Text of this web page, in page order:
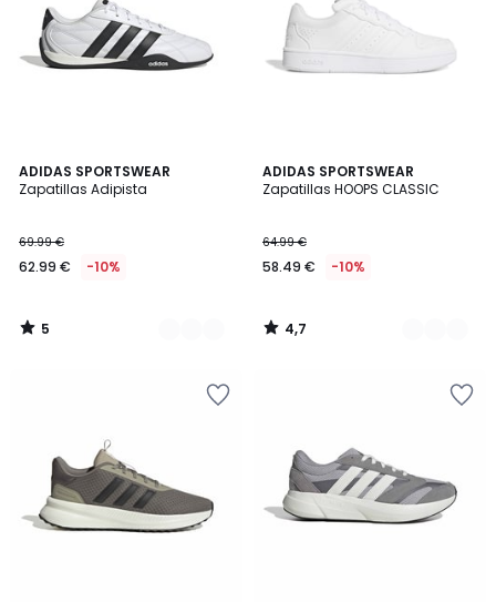
ADIDAS SPORTSWEAR
Zapatillas Adipista
69.99 €
62.99 € -10%
5
/
2
Colores
5
/
ADIDAS SPORTSWEAR
Zapatillas HOOPS CLASSIC
64.99 €
58.49 € -10%
4,7
/ 5
2
Colores
4,7
/